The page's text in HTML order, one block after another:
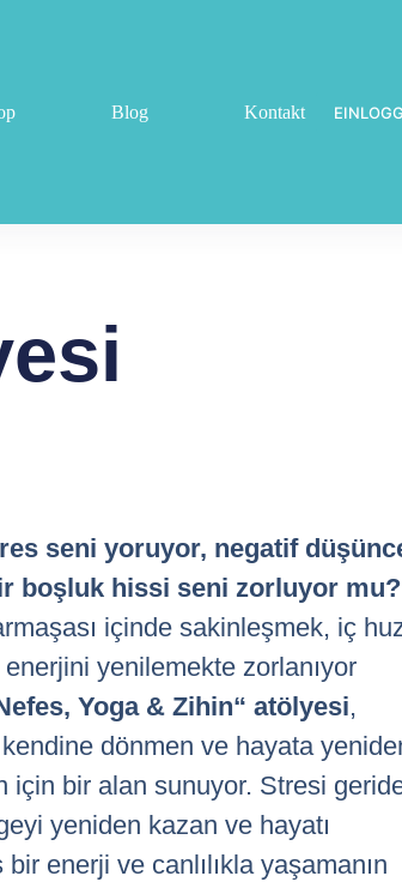
Blog Kontakt
seni yoruyor, negatif
boşluk hissi seni zorluyor mu?
içinde sakinleşmek, iç
yenilemekte zorlanıyor
Yoga & Zihin“ atölyesi,
kendine dönmen ve hayata
için bir alan sunuyor. Stresi
yeniden kazan ve hayatı
enerji ve canlılıkla yaşamanın